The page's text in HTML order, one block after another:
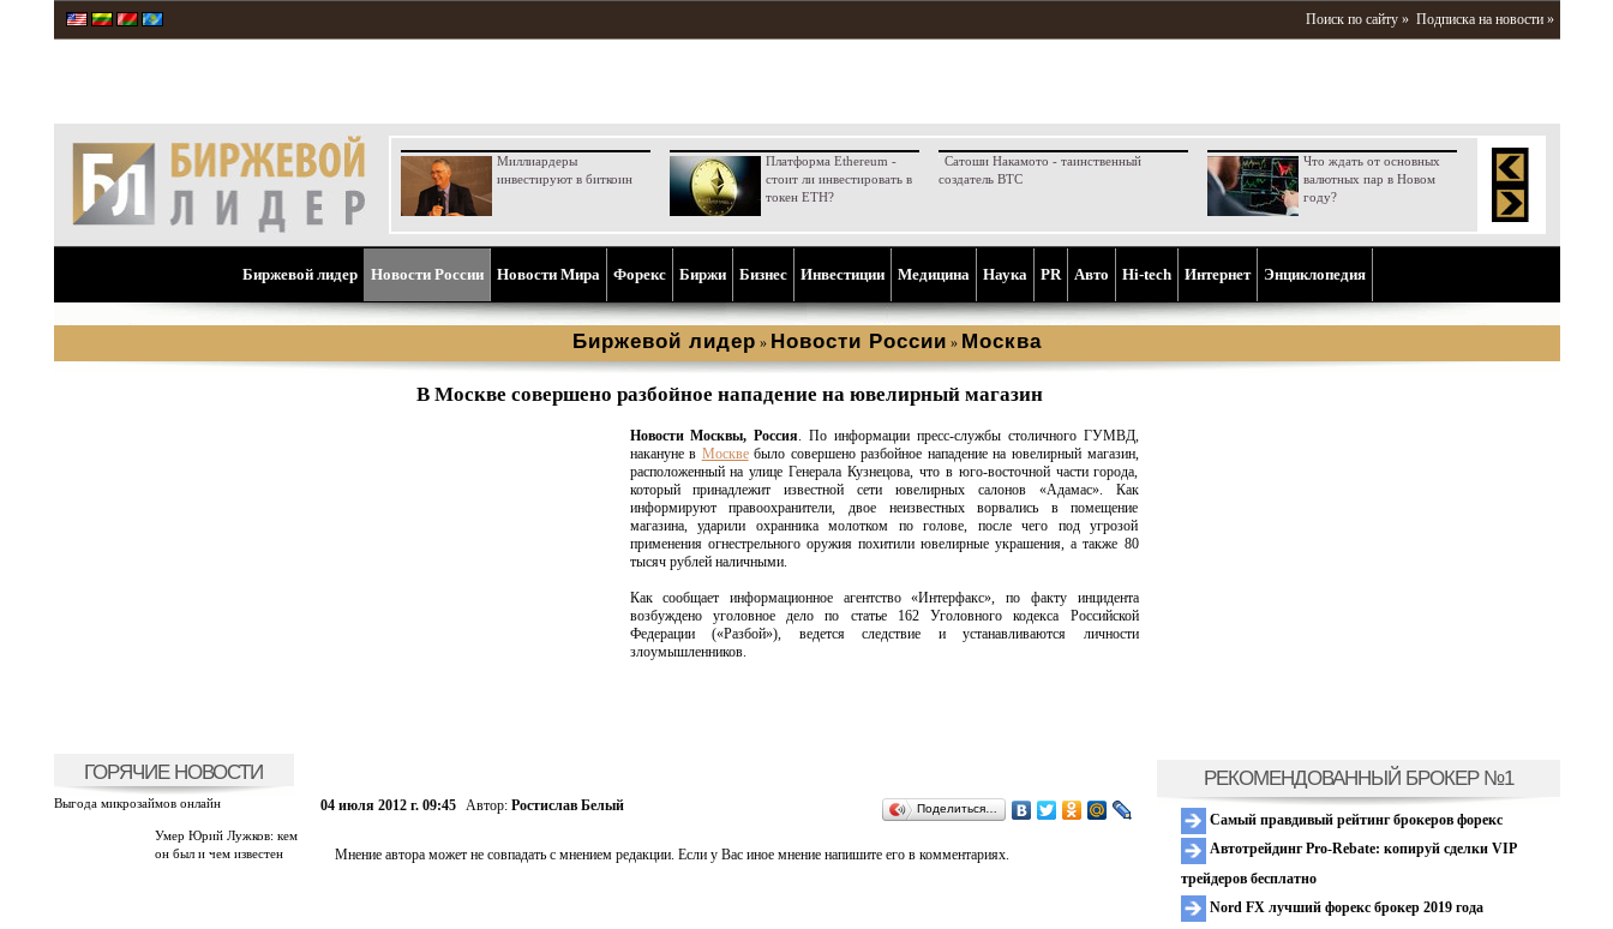
Поиск по сайту » Подписка на новости »
Миллиардеры
инвестируют в биткоин
Платформа Ethereum -
стоит ли инвестировать в
токен ETH?
Сатоши Накамото - таинственный
создатель BTC
Что ждать от основных
валютных пар в Новом
году?
Биржевой лидер Новости России Новости Мира Форекс Биржи Бизнес Инвестиции Медицина Наука PR Aвто Hi-tech Интернет Энциклопедия
Биржевой лидер » Новости России » Москва
ГОРЯЧИЕ НОВОСТИ
Выгода микрозаймов онлайн
Умер Юрий Лужков: кем
он был и чем известен
В Москве совершено разбойное нападение на ювелирный магазин
Новости Москвы, Россия. По информации пресс-службы столичного ГУМВД,
накануне в Москвебыло совершено разбойное нападение на ювелирный магазин,
расположенный на улице Генерала Кузнецова, что в юго-восточной части города,
который принадлежит известной сети ювелирных салонов «Адамас». Как
информируют правоохранители, двое неизвестных ворвались в помещение
магазина, ударили охранника молотком по голове, после чего под угрозой
применения огнестрельного оружия похитили ювелирные украшения, а также 80
тысяч рублей наличными.
Как сообщает информационное агентство «Интерфакс», по факту инцидента
возбуждено уголовное дело по статье 162 Уголовного кодекса Российской
Федерации («Разбой»), ведется следствие и устанавливаются личности
злоумышленников.
04 июля 2012 г. 09:45 Автор: Ростислав Белый Поделиться…
Мнение автора может не совпадать с мнением редакции. Если у Вас иное мнение напишите его в комментариях.
РЕКОМЕНДОВАННЫЙ БРОКЕР №1
Самый правдивый рейтинг брокеров форекс
Автотрейдинг Pro-Rebate: копируй сделки VIP
трейдеров бесплатно
Nord FX лучший форекс брокер 2019 года